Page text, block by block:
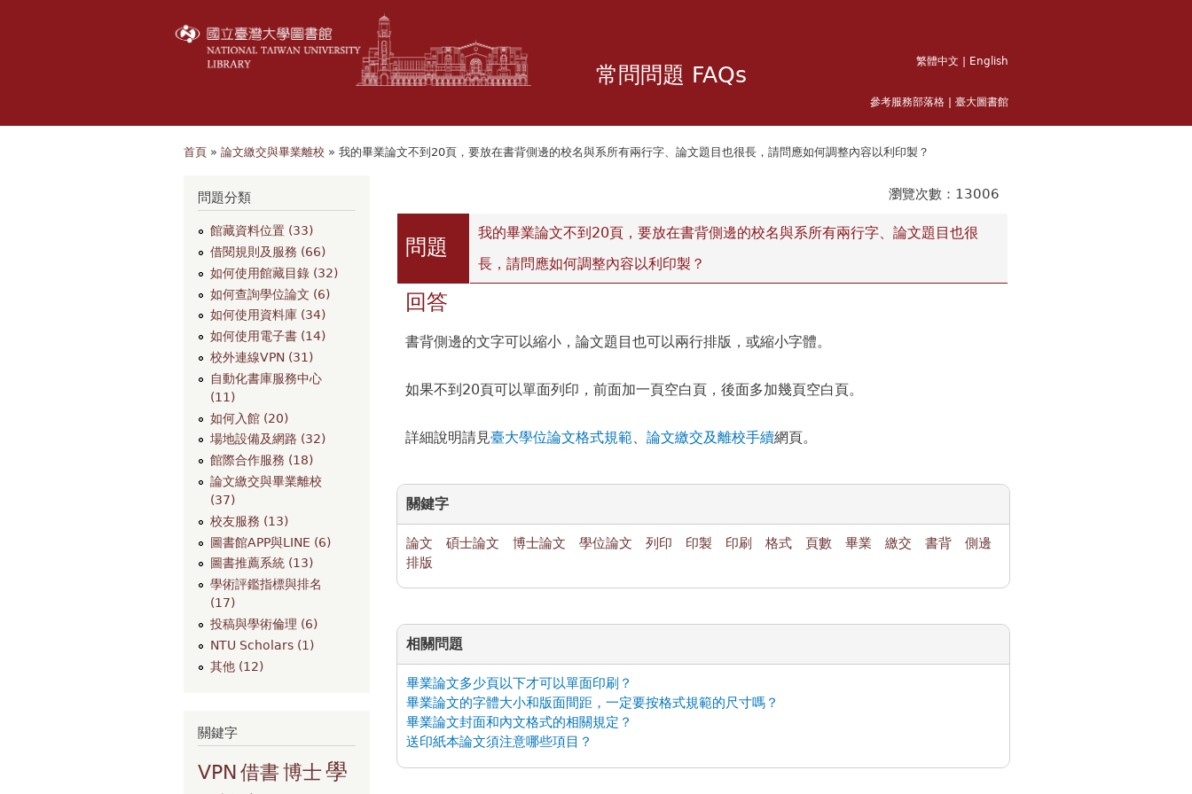
常問問題 FAQs 繁體中文 English
參考服務部落格 臺大圖書館
首頁 » 論文繳交與畢業離校 » 我的畢業論文不到20頁，要放在書背側邊的校名與系所有兩行字、論文題目也很長，請問應如何調整內容以利印製？
問題分類
館藏資料位置 (33)
借閱規則及服務 (66)
如何使用館藏目錄 (32)
如何查詢學位論文 (6)
如何使用資料庫 (34)
如何使用電子書 (14)
校外連線VPN (31)
自動化書庫服務中心
(11)
如何入館 (20)
場地設備及網路 (32)
館際合作服務 (18)
論文繳交與畢業離校
(37)
校友服務 (13)
圖書館APP與LINE (6)
圖書推薦系統 (13)
學術評鑑指標與排名
(17)
投稿與學術倫理 (6)
NTU Scholars (1)
其他 (12)
關鍵字
VPN借書博士學
瀏覽次數：13006
問題
我的畢業論文不到20頁，要放在書背側邊的校名與系所有兩行字、論文題目也很
長，請問應如何調整內容以利印製？
回答
書背側邊的文字可以縮小，論文題目也可以兩行排版，或縮小字體。
如果不到20頁可以單面列印，前面加一頁空白頁，後面多加幾頁空白頁。
詳細說明請見臺大學位論文格式規範、 論文繳交及離校手續網頁。
關鍵字
論文 碩士論文 博士論文 學位論文 列印 印製 印刷 格式 頁數 畢業 繳交 書背
側邊
排版
相關問題
畢業論文多少頁以下才可以單面印刷？
畢業論文的字體大小和版面間距，一定要按格式規範的尺寸嗎？
畢業論文封面和內文格式的相關規定？
送印紙本論文須注意哪些項目？